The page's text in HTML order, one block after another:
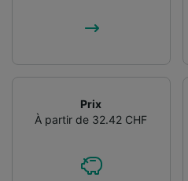
Prix
À partir de 32.42 CHF